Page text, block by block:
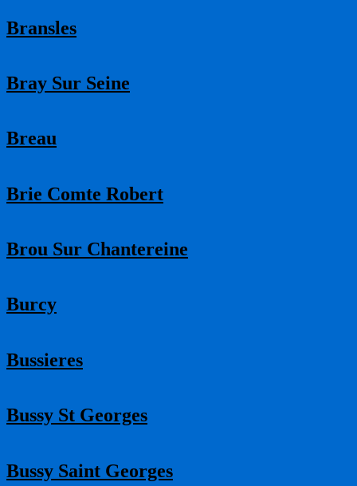
Bransles
Bray Sur Seine
Breau
Brie Comte Robert
Brou Sur Chantereine
Burcy
Bussieres
Bussy St Georges
Bussy Saint Georges